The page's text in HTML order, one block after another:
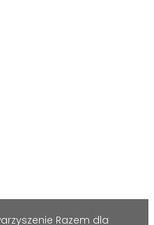
Razem dla